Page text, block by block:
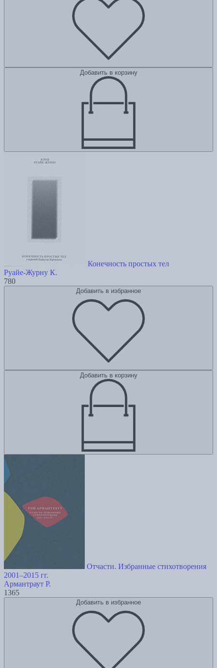
Добавить в корзину
Конечность простых тел
Руайе-Журну К.
780
Добавить в избранное
Добавить в корзину
Отчасти. Избранные стихотворения
2001–2015 гг.
Армантраут Р.
1365
Добавить в избранное